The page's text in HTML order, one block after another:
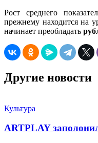
Рост среднего
прежнему находится на
начинает преобладать
Другие новости
Культура
ARTPLAY